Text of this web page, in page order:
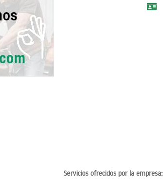

Servicios ofrecidos por la empresa: